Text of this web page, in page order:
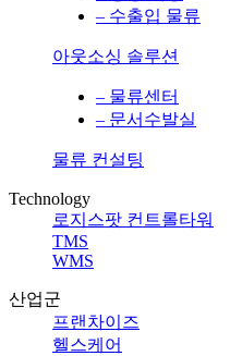
– 수출입 물류
아웃소싱 솔루션
– 물류센터
– 문서수발실
물류 컨설팅
Technology
로지스팟 컨트롤타워
TMS
WMS
산업군
프랜차이즈
헬스케어